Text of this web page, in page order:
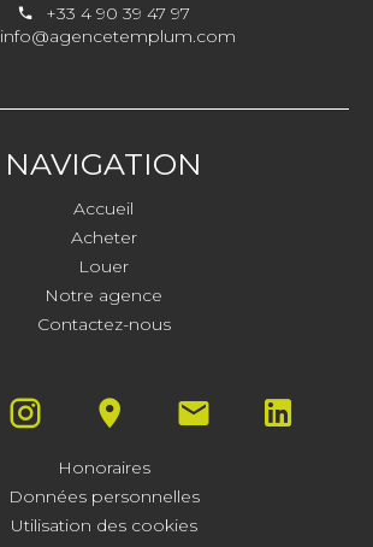
+33 4 90 39 47 97
info@agencetemplum.com
NAVIGATION
Accueil
Acheter
Louer
Notre agence
Contactez-nous
Honoraires
Données personnelles
Utilisation des cookies